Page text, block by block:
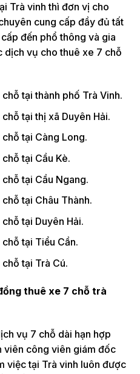
Trà vinh thì đơn vị cho
cung cấp đầy đủ tất
đến phổ thông và gia
dịch vụ cho thuê xe 7 chỗ
tại thành phố Trà Vinh.
tại thị xã Duyên Hải.
tại Càng Long.
tại Cầu Kè.
tại Cầu Ngang.
tại Châu Thành.
tại Duyên Hải.
tại Tiểu Cần.
tại Trà Cú.
thuê xe 7 chỗ trà
vụ 7 chỗ dài hạn hợp
viên công viên giám đốc
việc tại Trà vinh luôn được